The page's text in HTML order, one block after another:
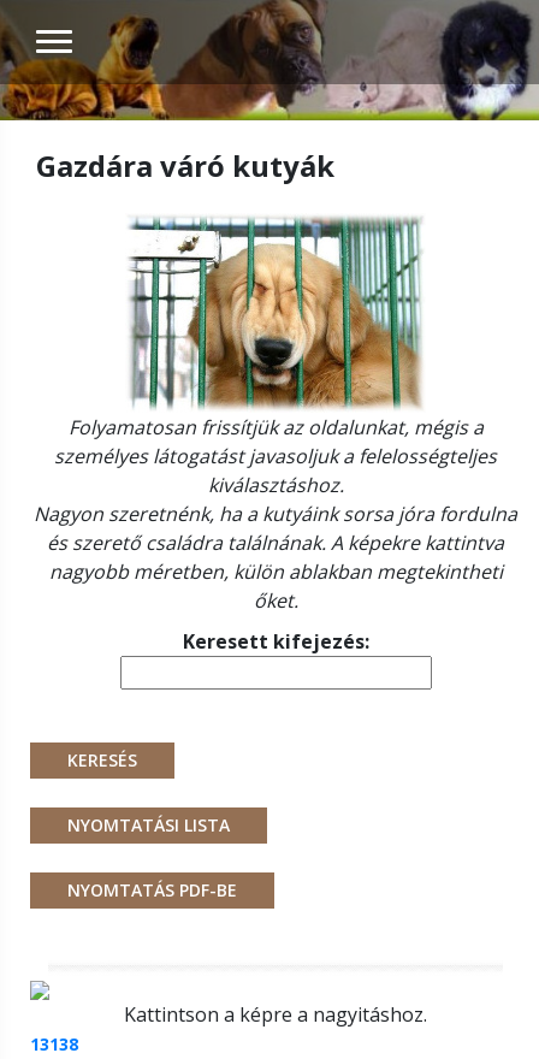
Gazdára váró kutyák
Folyamatosan frissítjük az oldalunkat, mégis a
személyes látogatást javasoljuk a felelosségteljes
kiválasztáshoz.
Nagyon szeretnénk, ha a kutyáink sorsa jóra fordulna
és szerető családra találnának. A képekre kattintva
nagyobb méretben, külön ablakban megtekintheti
őket.
Keresett kifejezés:
Kattintson a képre a nagyitáshoz.
13138